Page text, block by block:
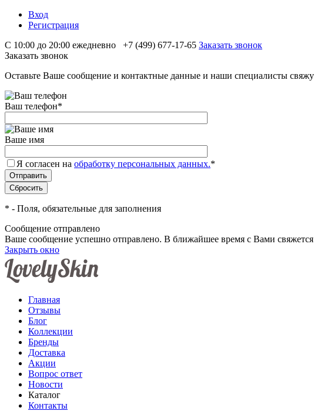
Вход
Регистрация
С 10:00 до 20:00 ежедневно
+7 (499) 677-17-65 Заказать звонок
Заказать звонок
Оставьте Ваше сообщение и контактные данные и наши специалисты
Ваш телефон*
Ваше имя
Я согласен на обработку персональных данных.*
* - Поля, обязательные для заполнения
Сообщение отправлено
Ваше сообщение успешно отправлено. В ближайшее время с Вами
Закрыть окно
Главная
Отзывы
Блог
Коллекции
Бренды
Доставка
Акции
Вопрос ответ
Новости
Каталог
Контакты